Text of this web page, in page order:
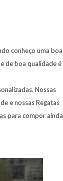
conheço uma boa
de boa qualidade é
Nossas
e nossas Regatas
para compor ainda